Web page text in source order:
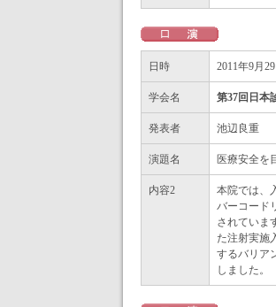
日時 2011年9月
学会名 第37回日本
発表者 池辺良重
演題名 医療安全を
内容2
本院では、
バーコード
されていま
た注射実施
するバリア
しました。